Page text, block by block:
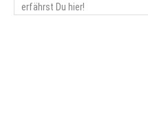
erfährst Du hier!